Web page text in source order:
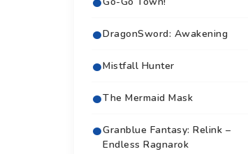
DragonSword: Awakening
Mistfall Hunter
The Mermaid Mask
Granblue Fantasy: Relink –
Endless Ragnarok